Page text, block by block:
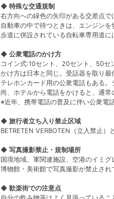
◆ 特殊な交通規制
右方向への緑色の矢印がある交差点で
自動車の中で待つときは、エンジンを
歩道に併設されている自転車専用道に
◆ 公衆電話のかけ方
コイン式:10セント、20セント、50セ
かけ方は日本と同じ。受話器を取り最
テレホンカード用の公衆電話もある
尚、ホテルから電話をかけると、通常
※近年、携帯電話の普及に伴い公衆電
◆ 旅行者立ち入り禁止区域
BETRETEN VERBOTEN（立入禁止）
◆ 写真撮影禁止・規制場所
国境地域、軍関連施設、空港のイミグ
博物館・美術館で写真撮影が禁止され
◆ 歓楽街での注意点